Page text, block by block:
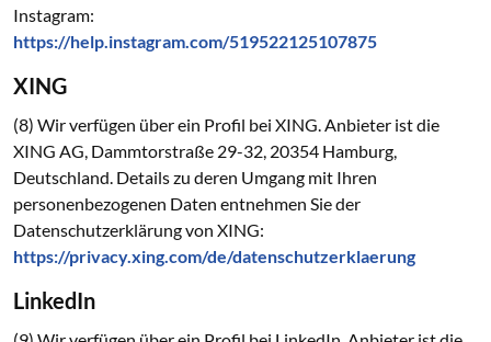
Instagram:
https://help.instagram.com/519522125107875
XING
(8) Wir verfügen über ein Profil bei XING. Anbieter ist die
XING AG, Dammtorstraße 29-32, 20354 Hamburg,
Deutschland. Details zu deren Umgang mit Ihren
personenbezogenen Daten entnehmen Sie der
Datenschutzerklärung von XING:
https://privacy.xing.com/de/datenschutzerklaerung
LinkedIn